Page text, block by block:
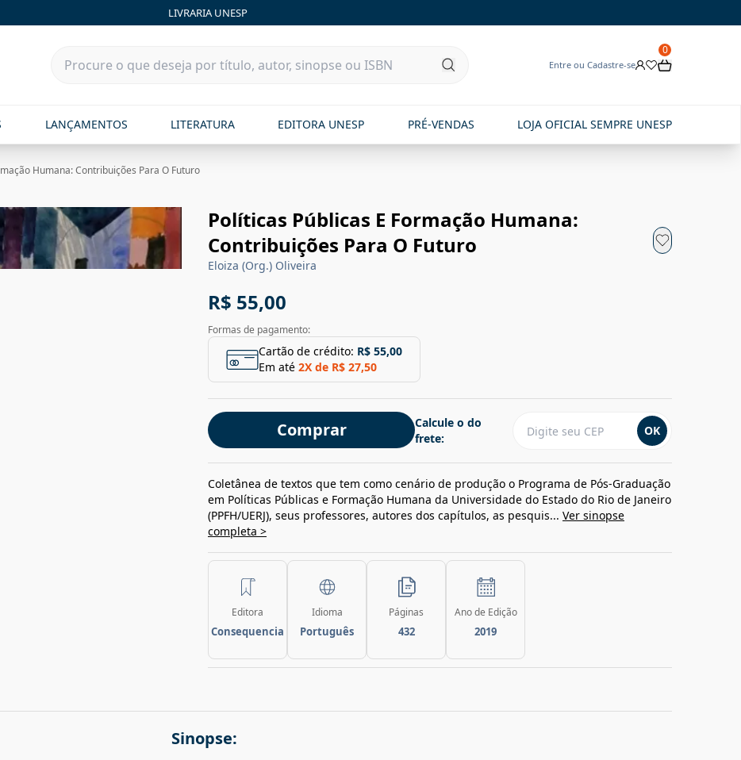
LIVRARIA UNESP
Entre ou Cadastre-se
0
LANÇAMENTOS LITERATURA EDITORA UNESP PRÉ-VENDAS LOJA OFICIAL SEMPRE UNESP
Humana: Contribuições Para O Futuro
Políticas Públicas E Formação Humana:
Contribuições Para O Futuro
Eloiza (Org.) Oliveira
R$ 55,00
Formas de pagamento:
Cartão de crédito: R$ 55,00
Em até 2X de R$ 27,50
Comprar
Calcule o do
frete:
OK
Coletânea de textos que tem como cenário de produção o Programa de Pós-Graduação
em Políticas Públicas e Formação Humana da Universidade do Estado do Rio de Janeiro
(PPFH/UERJ), seus professores, autores dos capítulos, as pesquis... Ver sinopse
completa >
Editora
Consequencia
Idioma
Português
Páginas
432
Ano de Edição
2019
Sinopse: